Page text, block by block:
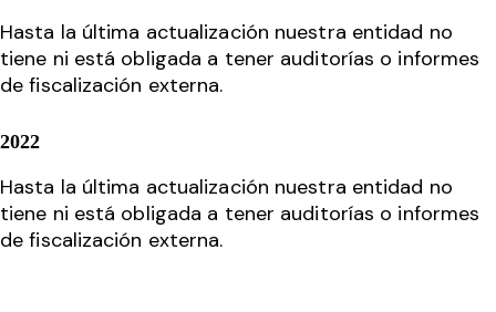
Hasta la última actualización nuestra entidad no
tiene ni está obligada a tener auditorías o informes
de fiscalización externa.
2022
Hasta la última actualización nuestra entidad no
tiene ni está obligada a tener auditorías o informes
de fiscalización externa.